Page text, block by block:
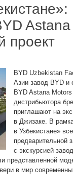
проект
BYD Uzbekistan
Азии завод BYD и
BYD Astana
дистрибьютора
приглашают на
в Джизаке. В
в Узбекистане»
предварительной
с экскурсией
представленной
в мир